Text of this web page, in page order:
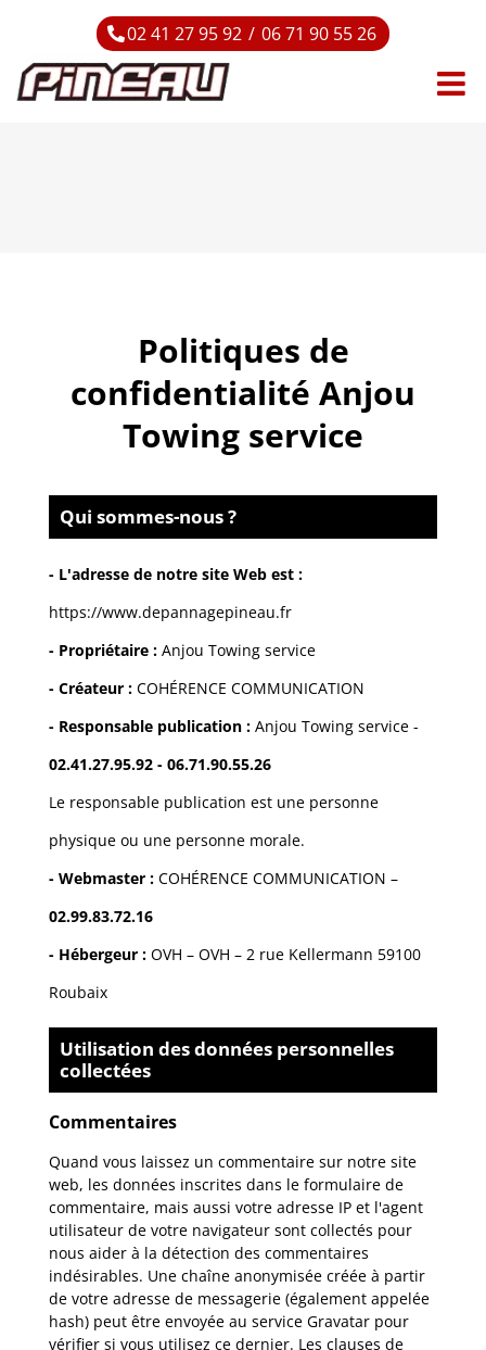
02 41 27 95 92 / 06 71 90 55 26
Politiques de
confidentialité Anjou
Towing service
Qui sommes-nous ?
- L'adresse de notre site Web est :
https://www.depannagepineau.fr
- Propriétaire : Anjou Towing service
- Créateur : COHÉRENCE COMMUNICATION
- Responsable publication : Anjou Towing service -
02.41.27.95.92 - 06.71.90.55.26
Le responsable publication est une personne
physique ou une personne morale.
- Webmaster : COHÉRENCE COMMUNICATION –
02.99.83.72.16
- Hébergeur : OVH – OVH – 2 rue Kellermann 59100
Roubaix
Utilisation des données personnelles
collectées
Commentaires
Quand vous laissez un commentaire sur notre site
web, les données inscrites dans le formulaire de
commentaire, mais aussi votre adresse IP et l'agent
utilisateur de votre navigateur sont collectés pour
nous aider à la détection des commentaires
indésirables. Une chaîne anonymisée créée à partir
de votre adresse de messagerie (également appelée
hash) peut être envoyée au service Gravatar pour
vérifier si vous utilisez ce dernier. Les clauses de